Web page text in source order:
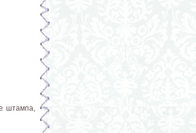
штампа,